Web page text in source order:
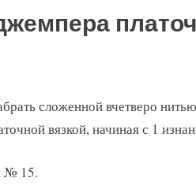
сложенной вчетверо
вязкой, начиная с 1
№ 15.